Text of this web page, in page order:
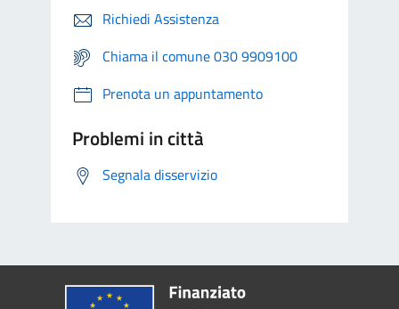
Richiedi Assistenza
Chiama il comune 030 9909100
Prenota un appuntamento
Problemi in città
Segnala disservizio